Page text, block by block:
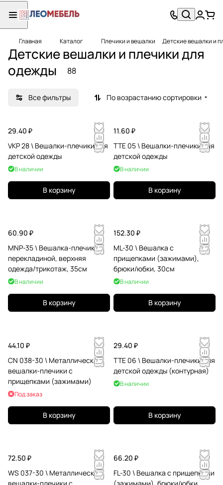
Главная Каталог Плечики и вешалки Детские вешалки и
Детские вешалки и плечики для
одежды
88
Все фильтры По возрастанию сортировки
29.40 ₽
VKP 28 \ Вешалки-плечики для
детской одежды
В наличии
В корзину
11.60 ₽
TTE 05 \ Вешалки-плечики для
детской одежды
В наличии
В корзину
60.90 ₽
MNP-35 \ Вешалка-плечики с
перекладиной, верхняя
одежда/трикотаж, 35см
В наличии
В корзину
152.30 ₽
ML-30 \ Вешалка c
прищепками (зажимами),
брюки/юбки, 30см
В наличии
В корзину
44.10 ₽
CN 038-30 \ Металлические
вешалки-плечики с
прищепками (зажимами)
Под заказ
В корзину
29.40 ₽
TTE 06 \ Вешалки-плечики для
детской одежды (контурная)
В наличии
В корзину
72.50 ₽
WS 037-30 \ Металлические
66.20 ₽
FL-30 \ Вешалка c прищепками